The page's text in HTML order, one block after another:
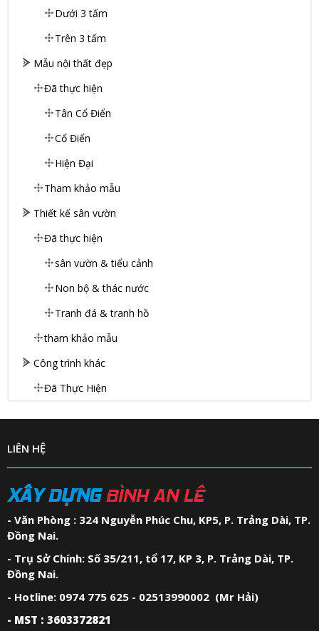
Dưới 3 tấm
Trên 3 tấm
Mẫu nội thất đẹp
Đã thực hiện
Tân Cổ Điển
Cổ Điển
Hiện Đại
Tham khảo mẫu
Thiết kế sân vườn
Đã thực hiện
sân vườn & tiểu cảnh
Non bộ & thác nước
Tranh đá & tranh hồ
tham khảo mẫu
Công trình khác
Đã Thực Hiện
LIÊN HỆ
XÂY DỰNG BÌNH AN LÊ
- Văn Phòng : 324 Nguyễn Phúc Chu, KP5, P. Trảng Dài, TP.
Đồng Nai.
- Trụ Sở Chính: Số 35/211, tổ 17, KP 3, P. Trảng Dài, TP.
Đồng Nai.
- Hotline: 0974 775 625 - 02513990002 (Mr Hải)
- MST : 3603372821